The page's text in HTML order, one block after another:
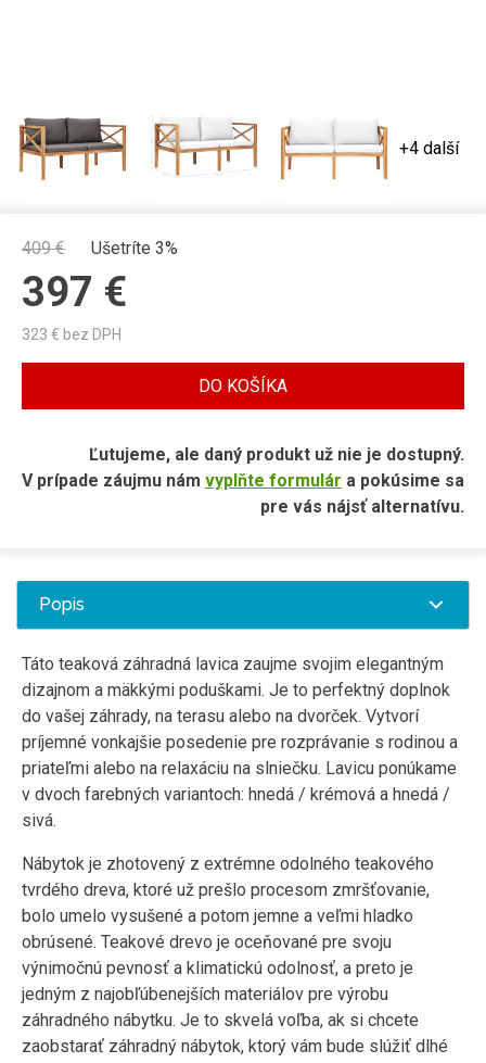
+4 další
409€ Ušetríte 3%
397 €
323 € bez DPH
DO KOŠÍKA
Ľutujeme, ale daný produkt už nie je dostupný.
V prípade záujmu nám vyplňte formulár a pokúsime sa
pre vás nájsť alternatívu.
Popis
Táto teaková záhradná lavica zaujme svojim elegantným
dizajnom a mäkkými poduškami. Je to perfektný doplnok
do vašej záhrady, na terasu alebo na dvorček. Vytvorí
príjemné vonkajšie posedenie pre rozprávanie s rodinou a
priateľmi alebo na relaxáciu na slniečku. Lavicu ponúkame
v dvoch farebných variantoch: hnedá / krémová a hnedá /
sivá.
Nábytok je zhotovený z extrémne odolného teakového
tvrdého dreva, ktoré už prešlo procesom zmršťovanie,
bolo umelo vysušené a potom jemne a veľmi hladko
obrúsené. Teakové drevo je oceňované pre svoju
výnimočnú pevnosť a klimatickú odolnosť, a preto je
jedným z najobľúbenejších materiálov pre výrobu
záhradného nábytku. Je to skvelá voľba, ak si chcete
zaobstarať záhradný nábytok, ktorý vám bude slúžiť dlhé